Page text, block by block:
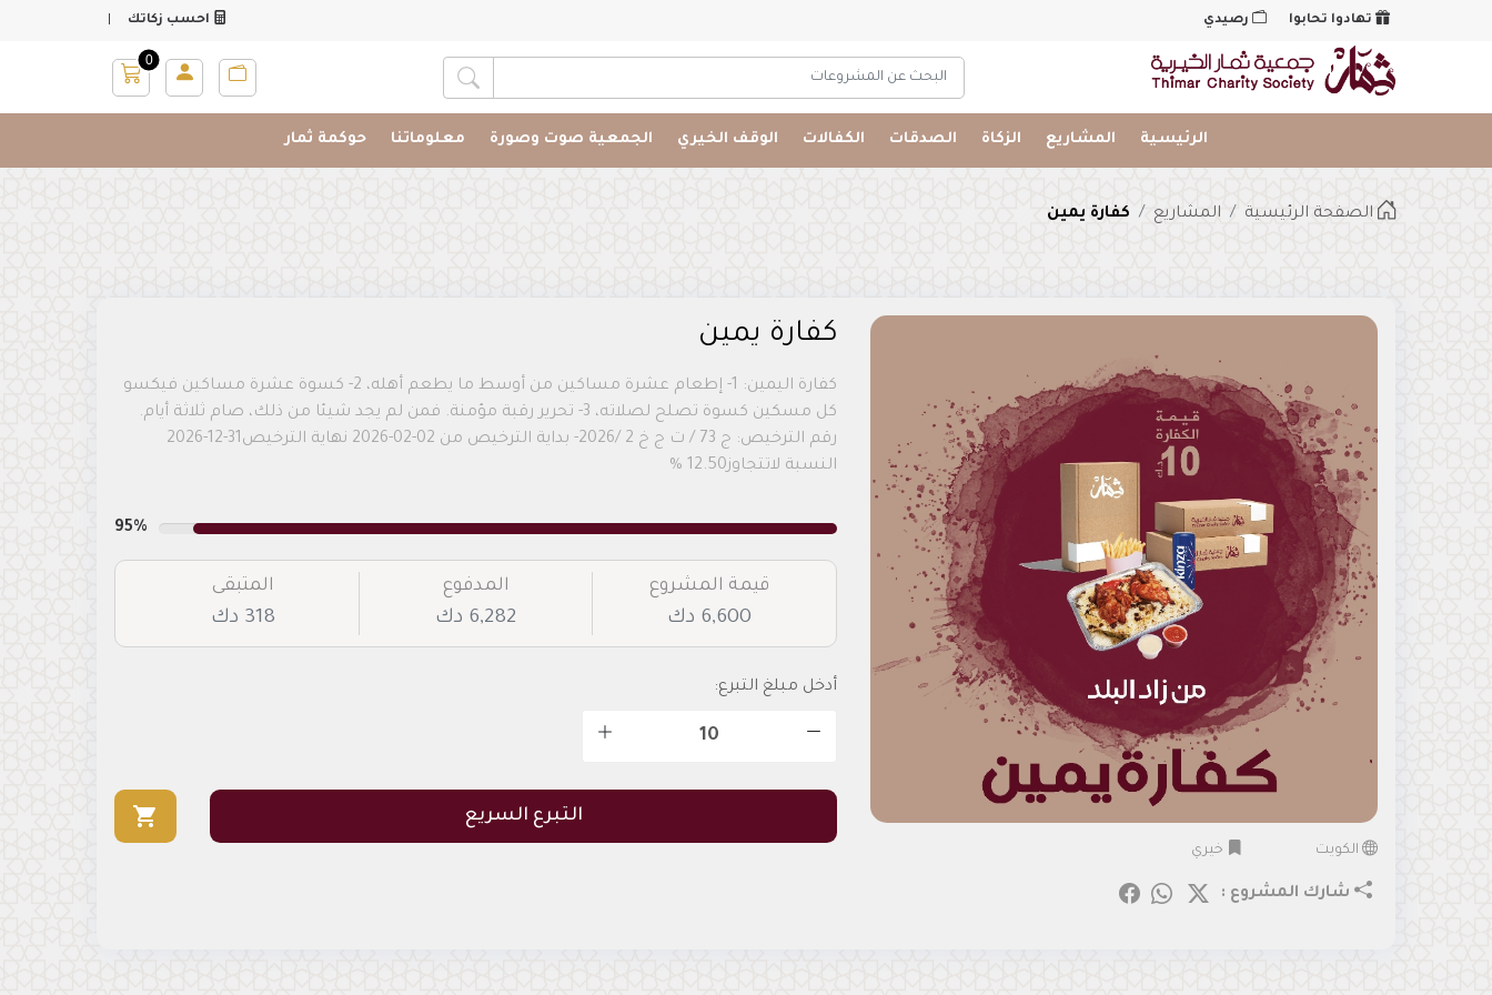
تهادوا تحابوا رصيدي احسب زكاتك
شعار
البحث عن المشروعات
البحث عن المشروعات
0
الرئيسية المشاريع الزكاة الصدقات الكفالات الوقف الخيري الجمعية صوت وصورة معلوماتنا حوكمة ثمار
الصفحة الرئيسية المشاريع كفارة يمين
الكويت خيري
شارك المشروع :
كفارة يمين
كفارة اليمين: 1- إطعام عشرة مساكين من أوسط ما يطعم أهله، 2- كسوة عشرة مساكين فيكسو
كل مسكين كسوة تصلح لصلاته، 3- تحرير رقبة مؤمنة. فمن لم يجد شيئا من ذلك، صام ثلاثة أيام.
رقم الترخيص: ج 73 / ت ج خ 2 /2026- بداية الترخيص من 02-02-2026 نهاية الترخيص31-12-2026
النسبة لاتتجاوز12.50 %
95%
قيمة المشروع
6,600 دك
المدفوع
6,282 دك
المتبقى
318 دك
أدخل مبلغ التبرع:
التبرع السريع shopping_cart